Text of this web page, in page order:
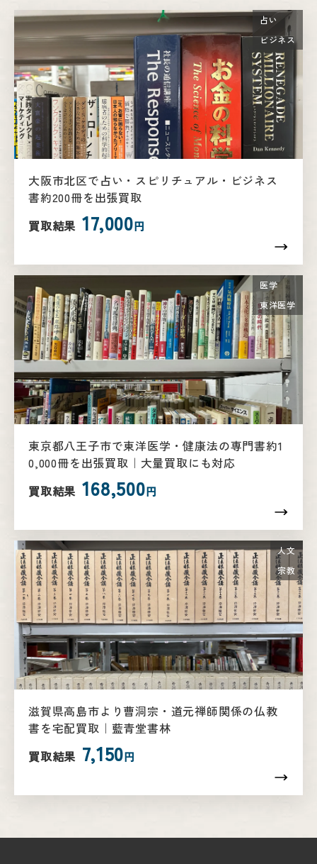
占い
ビジネス
大阪市北区で占い・スピリチュアル・ビジネス
書約200冊を出張買取
買取結果 17,000円
医学
東洋医学
東京都八王子市で東洋医学・健康法の専門書約1
0,000冊を出張買取｜大量買取にも対応
買取結果 168,500円
人文
宗教
滋賀県高島市より曹洞宗・道元禅師関係の仏教
書を宅配買取｜藍青堂書林
買取結果 7,150円